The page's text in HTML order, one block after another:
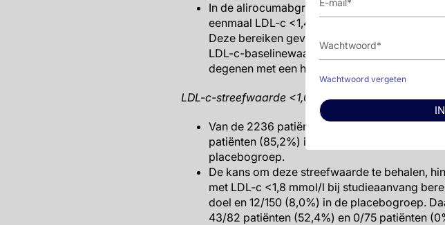
Wachtwoord vergeten
In de alirocumabgroep (n=8795) behaalde
eenmaal LDL-c <1,4 mmol/l vergeleken met
Deze bereiken geven aan dat het
LDL-c-baselinewaarde: patiënten met een
degenen met een hogere uitgangswaarde.
LDL-c-streefwaarde <1,0 mmol/l
Van de 2236 patiënten met ≥1 ander CV
patiënten (85,2%) in de alirocumabgroep
placebogroep.
De kans om deze streefwaarde te behalen,
met LDL-c <1,8 mmol/l bij studieaanvang
doel en 12/150 (8,0%) in de placebogroep.
43/82 patiënten (52,4%) en 0/75 patiënten